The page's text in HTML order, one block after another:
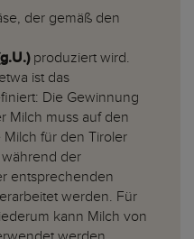
der gemäß den
produziert wird.
ist das
Die Gewinnung
Milch muss auf den
Milch für den Tiroler
der
entsprechenden
werden. Für
kann Milch von